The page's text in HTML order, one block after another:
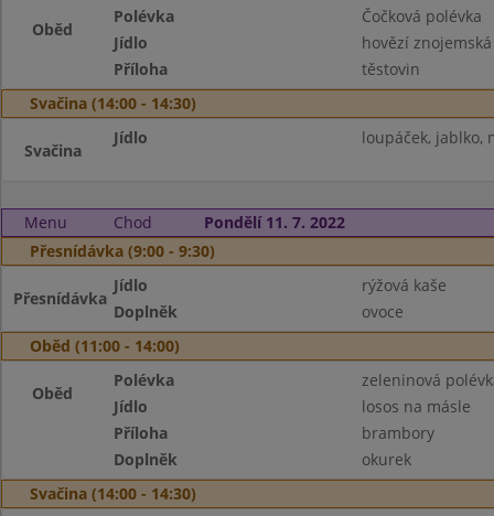
Oběd
Polévka
Čočková polévka
Jídlo
hovězí znojemská
Příloha
těstovin
Svačina (14:00 - 14:30)
Svačina
Jídlo loupáček, jablko,
Menu Chod
Pondělí 11. 7. 2022
Přesnídávka (9:00 - 9:30)
Přesnídávka
Jídlo
rýžová kaše
Doplněk
ovoce
Oběd (11:00 - 14:00)
Oběd
Polévka
zeleninová
Jídlo
losos na másle
Příloha
brambory
Doplněk
okurek
Svačina (14:00 - 14:30)